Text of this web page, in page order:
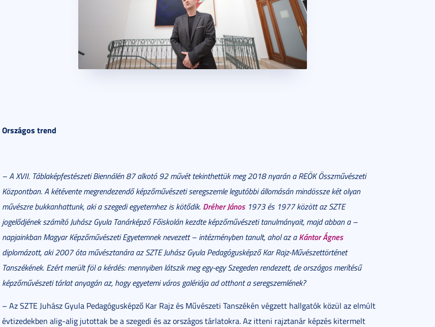
Országos trend
– A XVII. Táblaképfestészeti Biennálén 87 alkotó 92 művét tekinthettük meg 2018 nyarán a REÖK Összművészeti
Központban. A kétévente megrendezendő képzőművészeti seregszemle legutóbbi állomásán mindössze két olyan
művészre bukkanhattunk, aki a szegedi egyetemhez is kötődik. Dréher János1973 és 1977 között az SZTE
jogelődjének számító Juhász Gyula Tanárképző Főiskolán kezdte képzőművészeti tanulmányait, majd abban a –
napjainkban Magyar Képzőművészeti Egyetemnek nevezett – intézményben tanult, ahol az aKántor Ágnes
diplomázott, aki 2007 óta művésztanára az SZTE Juhász Gyula Pedagógusképző Kar Rajz-Művészettörténet
Tanszékének. Ezért merült föl a kérdés: mennyiben látszik meg egy-egy Szegeden rendezett, de országos merítésű
képzőművészeti tárlat anyagán az, hogy egyetemi város galériája ad otthont a seregszemlének?
– Az SZTE Juhász Gyula Pedagógusképző Kar Rajz és Művészeti Tanszékén végzett hallgatók közül az elmúlt
évtizedekben alig-alig jutottak be a szegedi és az országos tárlatokra. Az itteni rajztanár képzés kitermelt